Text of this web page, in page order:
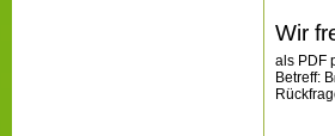
Ziel